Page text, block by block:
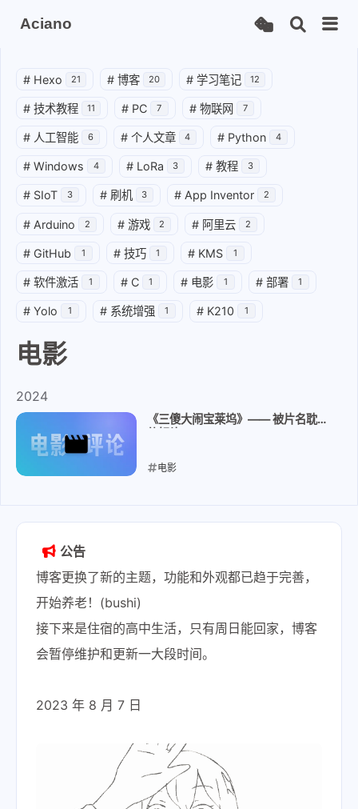
Aciano
# Hexo 21 # 博客 20 # 学习笔记 12
# 技术教程 11 # PC 7 # 物联网 7
# 人工智能 6 # 个人文章 4 # Python 4
# Windows 4 # LoRa 3 # 教程 3
# SIoT 3 # 刷机 3 # App Inventor 2
# Arduino 2 # 游戏 2 # 阿里云 2
# GitHub 1 # 技巧 1 # KMS 1
# 软件激活 1 # C 1 # 电影 1 # 部署 1
# Yolo 1 # 系统增强 1 # K210 1
电影
2024
《三傻大闹宝莱坞》—— 被片名耽误
电影
公告
博客更换了新的主题，功能和外观都已趋于完善，
开始养老！(bushi)
接下来是住宿的高中生活，只有周日能回家，博客
会暂停维护和更新一大段时间。
2023 年 8 月 7 日